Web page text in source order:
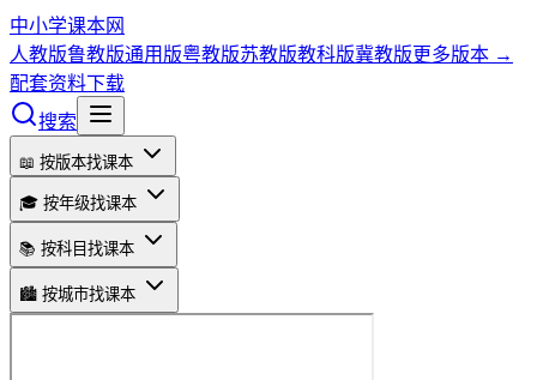
中小学课本网
人教版鲁教版通用版粤教版苏教版教科版冀教版更多版本 →
配套资料下载
搜索
📖 按版本找课本
🎓 按年级找课本
📚 按科目找课本
🏙️ 按城市找课本